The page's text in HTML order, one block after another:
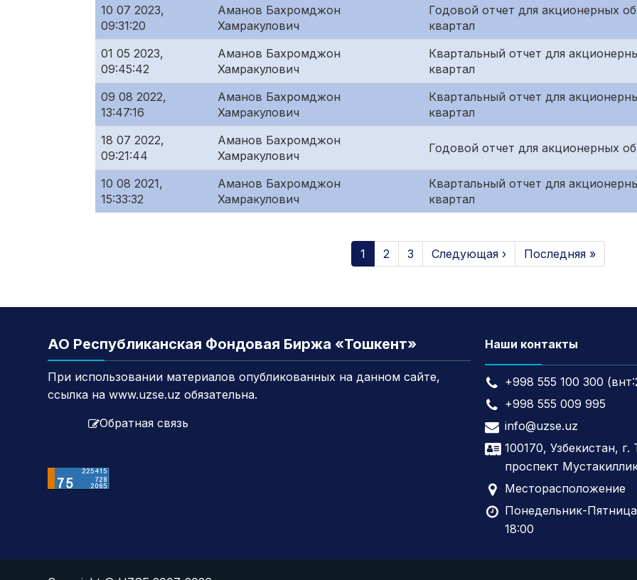
10 07 2023,
09:31:20
Аманов Бахромджон
Хамракулович
Годовой отчет для акционерных
квартал
01 05 2023,
09:45:42
Аманов Бахромджон
Хамракулович
Квартальный отчет для
квартал
09 08 2022,
13:47:16
Аманов Бахромджон
Хамракулович
Квартальный отчет для
квартал
18 07 2022,
09:21:44
Аманов Бахромджон
Хамракулович
Годовой отчет для акционерных
10 08 2021,
15:33:32
Аманов Бахромджон
Хамракулович
Квартальный отчет для
квартал
1 2 3 Следующая › Последняя »
АО Республиканская Фондовая Биржа «Тошкент»
При использовании материалов опубликованных на данном сайте,
ссылка на www.uzse.uz обязательна.
Обратная связь
Наши контакты
+998 555 100 300
+998 555 009 995
info@uzse.uz
100170, Узбекистан, г.
проспект
Месторасположение
Понедельник-
18:00